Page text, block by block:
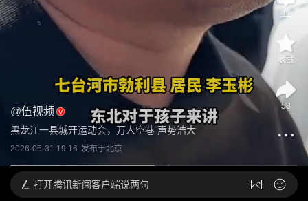
@伍视频
黑龙江一县城开运动会，万人空巷 声势浩大
2026-05-31 19:16 发布于北京
11
收藏
58
打开腾讯新闻客户端说两句